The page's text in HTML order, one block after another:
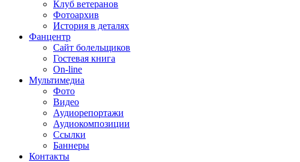
Клуб ветеранов
Фотоархив
История в деталях
Фанцентр
Сайт болельщиков
Гостевая книга
On-line
Мультимедиа
Фото
Видео
Аудиорепортажи
Аудиокомпозиции
Ссылки
Баннеры
Контакты